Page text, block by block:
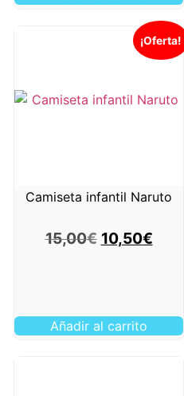
¡Oferta!
Camiseta infantil Naruto
15,00€ 10,50€
Añadir al carrito